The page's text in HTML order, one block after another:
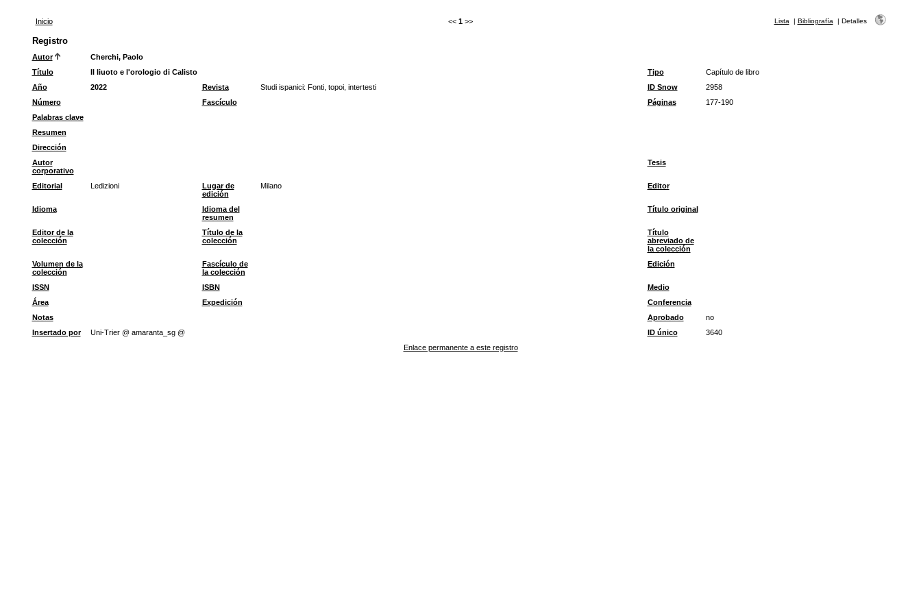
Inicio << 1 >> Lista | Bibliografía | Detalles
Registro
Autor
Cherchi, Paolo
Título
Il liuoto e l'orologio di Calisto Tipo
Capítulo de libro
Año
2022 Revista Studi ispanici: Fonti, topoi, intertesti ID Snow
2958
Número
Fascículo Páginas
177-190
Palabras clave
Resumen
Dirección
Autor
corporativo
Tesis
Editorial Ledizioni
Lugar de
edición
Milano Editor
Idioma
Idioma del
resumen
Título original
Editor de la
colección
Título de la
colección
Título
abreviado de
la colección
Volumen de la
colección
Fascículo de
la colección
Edición
ISSN ISBN
Medio
Área
Expedición
Conferencia
Notas
Aprobado
no
Insertado por
Uni-Trier @ amaranta_sg @ ID único
3640
Enlace permanente a este registro